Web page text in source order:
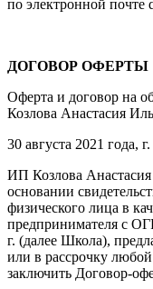
по электронной почте
ДОГОВОР ОФЕРТЫ
Оферта и договор на
Козлова Анастасия
30 августа 2021 года,
ИП Козлова
основании
физического лица в
предпринимателя с
г. (далее Школа),
или в рассрочку
заключить Договор-